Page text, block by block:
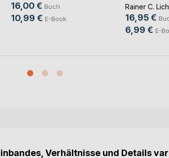
16,00 € Buch
10,99 € E-Book
Rainer C.
16,95 €
6,99 € E-
Verhältnisse und Details